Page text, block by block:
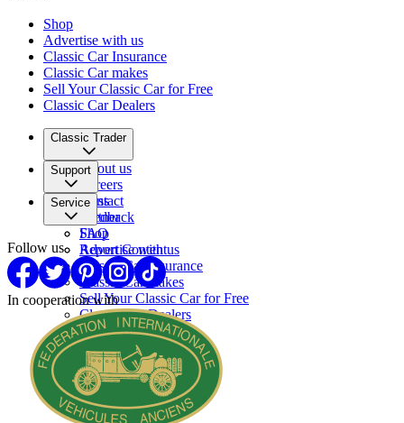
Shop
Advertise with us
Classic Car Insurance
Classic Car makes
Sell Your Classic Car for Free
Classic Car Dealers
Classic Trader
About us
Careers
Press
Partner
Support
Contact
Feedback
FAQ
Report Content
Service
Shop
Advertise with us
Classic Car Insurance
Classic Car makes
Sell Your Classic Car for Free
Classic Car Dealers
Follow us
In cooperation with